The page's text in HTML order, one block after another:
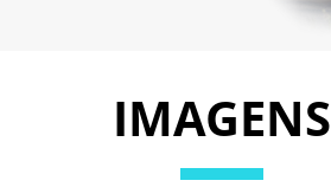
IMAGENS